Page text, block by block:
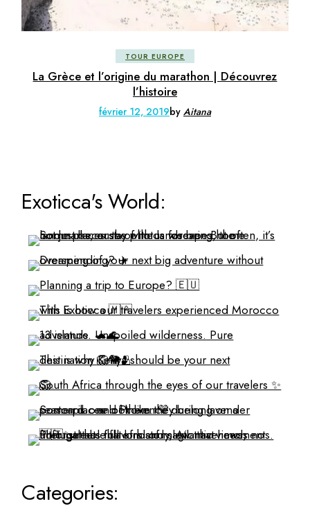
TOUR EUROPE
La Grèce et l’origine du marathon | Découvrez
l’histoire
février 12, 2019by Aitana
Exoticca's World:
Categories: